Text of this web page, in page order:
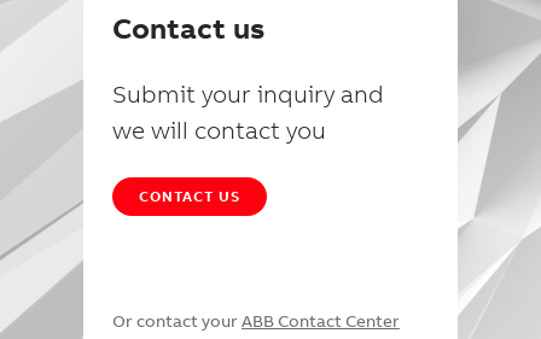
Contact us
Submit your inquiry and
we will contact you
CONTACT US
Or contact your ABB Contact Center